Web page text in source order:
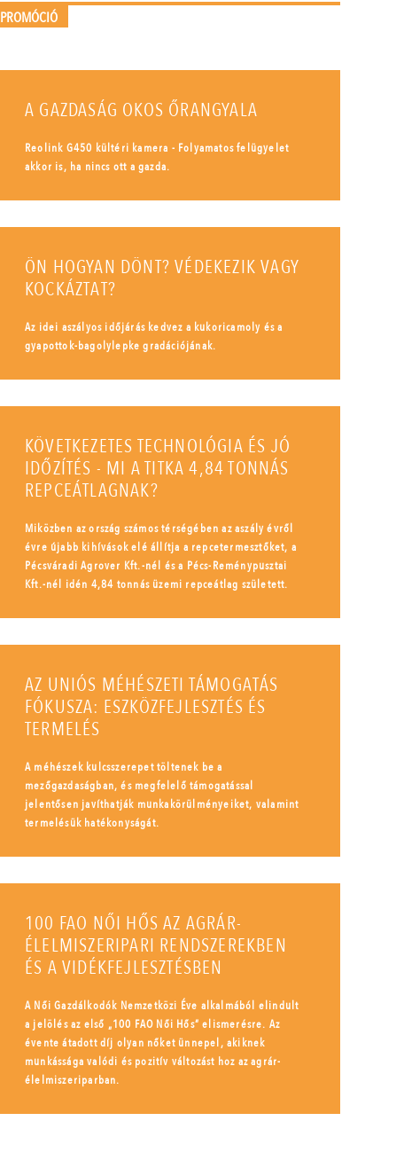
PROMÓCIÓ
A GAZDASÁG OKOS ŐRANGYALA
Reolink G450 kültéri kamera - Folyamatos felügyelet
akkor is, ha nincs ott a gazda.
ÖN HOGYAN DÖNT? VÉDEKEZIK VAGY
KOCKÁZTAT?
Az idei aszályos időjárás kedvez a kukoricamoly és a
gyapottok-bagolylepke gradációjának.
KÖVETKEZETES TECHNOLÓGIA ÉS JÓ
IDŐZÍTÉS - MI A TITKA 4,84 TONNÁS
REPCEÁTLAGNAK?
Miközben az ország számos térségében az aszály évről
évre újabb kihívások elé állítja a repcetermesztőket, a
Pécsváradi Agrover Kft.-nél és a Pécs-Reménypusztai
Kft.-nél idén 4,84 tonnás üzemi repceátlag született.
AZ UNIÓS MÉHÉSZETI TÁMOGATÁS
FÓKUSZA: ESZKÖZFEJLESZTÉS ÉS
TERMELÉS
A méhészek kulcsszerepet töltenek be a
mezőgazdaságban, és megfelelő támogatással
jelentősen javíthatják munkakörülményeiket, valamint
termelésük hatékonyságát.
100 FAO NŐI HŐS AZ AGRÁR-
ÉLELMISZERIPARI RENDSZEREKBEN
ÉS A VIDÉKFEJLESZTÉSBEN
A Női Gazdálkodók Nemzetközi Éve alkalmából elindult
a jelölés az első „100 FAO Női Hős” elismerésre. Az
évente átadott díj olyan nőket ünnepel, akiknek
munkássága valódi és pozitív változást hoz az agrár-
élelmiszeriparban.